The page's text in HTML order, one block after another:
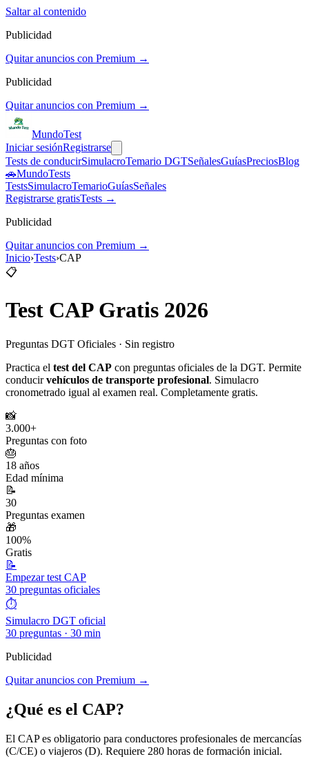
Saltar al contenido
Publicidad
Quitar anuncios con Premium →
Publicidad
Quitar anuncios con Premium →
MundoTest
Iniciar sesiónRegistrarse
Tests de conducirSimulacroTemario DGTSeñalesGuíasPreciosBlog
🚗MundoTests
TestsSimulacroTemarioGuíasSeñales
Registrarse gratisTests →
Publicidad
Quitar anuncios con Premium →
Inicio›Tests›CAP
📋
Test CAPGratis 2026
Preguntas DGT Oficiales · Sin registro
Practica el test del CAP con preguntas oficiales de la DGT. Permite
conducirvehículos de transporte profesional. Simulacro
cronometrado igual al examen real. Completamente gratis.
📸
3.000+
Preguntas con foto
🎂
18 años
Edad mínima
📝
30
Preguntas examen
🎁
100%
Gratis
📝
Empezar test CAP
30 preguntas oficiales
⏱
Simulacro DGT oficial
30 preguntas · 30 min
Publicidad
Quitar anuncios con Premium →
¿Qué es el CAP?
El CAP es obligatorio para conductores profesionales de mercancías
(C/CE) o viajeros (D). Requiere 280 horas de formación inicial.